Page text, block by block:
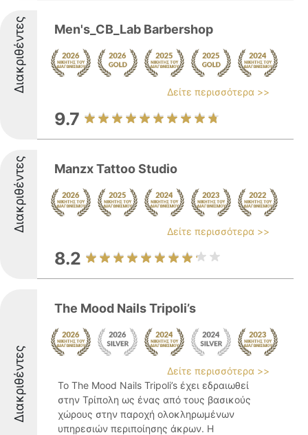
Διακριθέντες Men's_CB_Lab Barbershop
Δείτε περισσότερα >>
9.7
Διακριθέντες Manzx Tattoo Studio
Δείτε περισσότερα >>
8.2
Διακριθέντες
The Mood Nails Tripoli’s
Δείτε περισσότερα >>
Το The Mood Nails Tripoli’s έχει εδραιωθεί
στην Τρίπολη ως ένας από τους βασικούς
χώρους στην παροχή ολοκληρωμένων
υπηρεσιών περιποίησης άκρων. Η